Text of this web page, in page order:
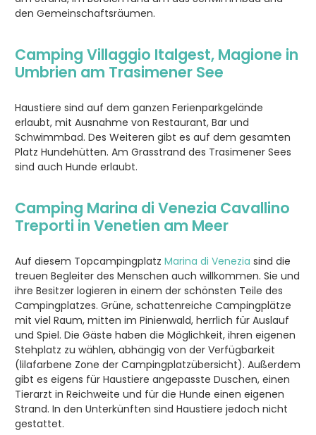
den Gemeinschaftsräumen.
Camping Villaggio Italgest, Magione in
Umbrien am Trasimener See
Haustiere sind auf dem ganzen Ferienparkgelände
erlaubt, mit Ausnahme von Restaurant, Bar und
Schwimmbad. Des Weiteren gibt es auf dem gesamten
Platz Hundehütten. Am Grasstrand des Trasimener Sees
sind auch Hunde erlaubt.
Camping Marina di Venezia Cavallino
Treporti in Venetien am Meer
Auf diesem Topcampingplatz Marina di Venezia sind die
treuen Begleiter des Menschen auch willkommen. Sie und
ihre Besitzer logieren in einem der schönsten Teile des
Campingplatzes. Grüne, schattenreiche Campingplätze
mit viel Raum, mitten im Pinienwald, herrlich für Auslauf
und Spiel. Die Gäste haben die Möglichkeit, ihren eigenen
Stehplatz zu wählen, abhängig von der Verfügbarkeit
(lilafarbene Zone der Campingplatzübersicht). Außerdem
gibt es eigens für Haustiere angepasste Duschen, einen
Tierarzt in Reichweite und für die Hunde einen eigenen
Strand. In den Unterkünften sind Haustiere jedoch nicht
gestattet.